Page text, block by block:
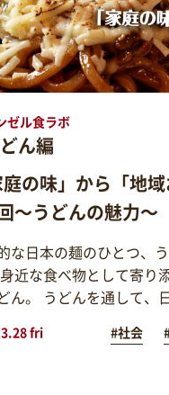
ゼル食ラボ
ん編
庭の味」から「地
～うどんの魅力～
な日本の麺のひとつ、
近な食べ物として寄り
ん。 うどんを通して、
fri #社会